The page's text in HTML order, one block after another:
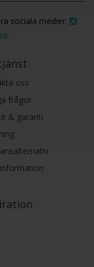
sociala medier.
oss
frågor
& garanti